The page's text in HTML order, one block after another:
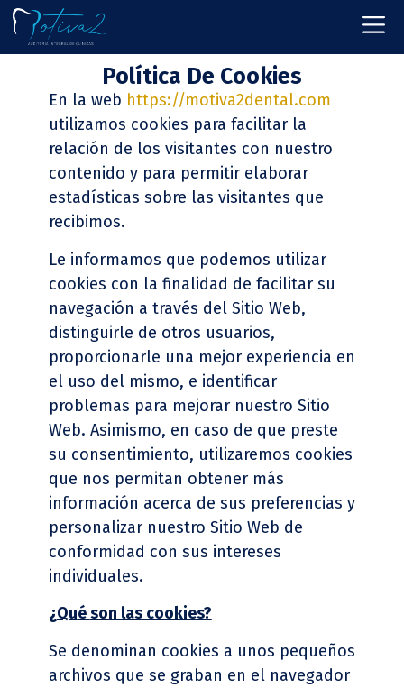
Política De Cookies
En la web https://motiva2dental.com
utilizamos cookies para facilitar la
relación de los visitantes con nuestro
contenido y para permitir elaborar
estadísticas sobre las visitantes que
recibimos.
Le informamos que podemos utilizar
cookies con la finalidad de facilitar su
navegación a través del Sitio Web,
distinguirle de otros usuarios,
proporcionarle una mejor experiencia en
el uso del mismo, e identificar
problemas para mejorar nuestro Sitio
Web. Asimismo, en caso de que preste
su consentimiento, utilizaremos cookies
que nos permitan obtener más
información acerca de sus preferencias y
personalizar nuestro Sitio Web de
conformidad con sus intereses
individuales.
¿Quéson las cookies?
Se denominan cookies a unos pequeños
archivos que se graban en el navegador